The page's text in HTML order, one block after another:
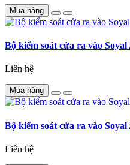
Mua hàng
Bộ kiểm soát cửa ra vào
Liên hệ
Mua hàng
Bộ kiểm soát cửa ra vào
Liên hệ